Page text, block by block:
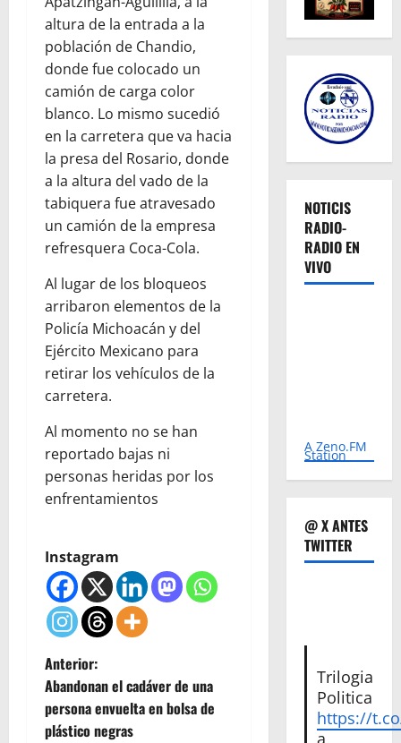
altura de la entrada a la
población de Chandio,
donde fue colocado un
camión de carga color
blanco. Lo mismo sucedió
en la carretera que va hacia
la presa del Rosario, donde
a la altura del vado de la
tabiquera fue atravesado
un camión de la empresa
refresquera Coca-Cola.
Al lugar de los bloqueos
arribaron elementos de la
Policía Michoacán y del
Ejército Mexicano para
retirar los vehículos de la
carretera.
Al momento no se han
reportado bajas ni
personas heridas por los
enfrentamientos
Instagram
N
a
Anterior:
Abandonan el cadáver de una
persona envuelta en bolsa de
plástico negras
NOTICIS
RADIO-
RADIO EN
VIVO
A Zeno.FM
Station
@ X ANTES
TWITTER
Trilogia
Politica
https://